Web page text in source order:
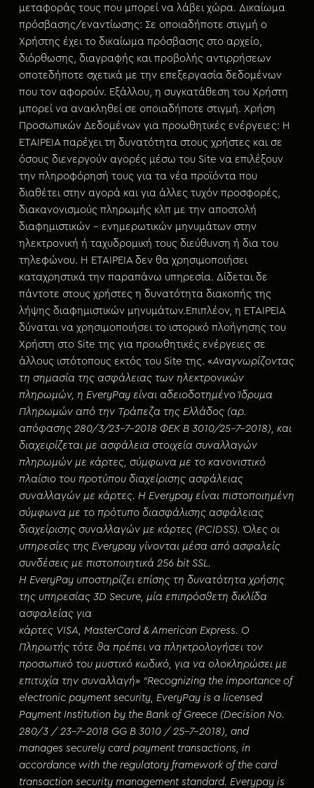
μεταφοράς τους που μπορεί να λάβει χώρα. Δικαίωμα
πρόσβασης/εναντίωσης: Σε οποιαδήποτε στιγμή ο
Χρήστης έχει το δικαίωμα πρόσβασης στο αρχείο,
διόρθωσης, διαγραφής και προβολής αντιρρήσεων
οποτεδήποτε σχετικά με την επεξεργασία δεδομένων
που τον αφορούν. Εξάλλου, η συγκατάθεση του Χρήστη
μπορεί να ανακληθεί σε οποιαδήποτε στιγμή. Χρήση
Προσωπικών Δεδομένων για προωθητικές ενέργειες: Η
ΕΤΑΙΡΕΙΑ παρέχει τη δυνατότητα στους χρήστες και σε
όσους διενεργούν αγορές μέσω του Site να επιλέξουν
την πληροφόρησή τους για τα νέα προϊόντα που
διαθέτει στην αγορά και για άλλες τυχόν προσφορές,
διακανονισμούς πληρωμής κλπ με την αποστολή
διαφημιστικών – ενημερωτικών μηνυμάτων στην
ηλεκτρονική ή ταχυδρομική τους διεύθυνση ή δια του
τηλεφώνου. Η ΕΤΑΙΡΕΙΑ δεν θα χρησιμοποιήσει
καταχρηστικά την παραπάνω υπηρεσία. Δίδεται δε
πάντοτε στους χρήστες η δυνατότητα διακοπής της
λήψης διαφημιστικών μηνυμάτων.Επιπλέον, η ΕΤΑΙΡΕΙΑ
δύναται να χρησιμοποιήσει το ιστορικό πλοήγησης του
Χρήστη στο Site της για προωθητικές ενέργειες σε
άλλους ιστότοπους εκτός του Site της. «Αναγνωρίζοντας
τη σημασία της ασφάλειας των ηλεκτρονικών
πληρωμών, η EveryPay είναι αδειοδοτημένο Ίδρυμα
Πληρωμών από την Τράπεζα της Ελλάδος (αρ.
απόφασης 280/3/23-7-2018 ΦΕΚ Β 3010/25-7-2018), και
διαχειρίζεται με ασφάλεια στοιχεία συναλλαγών
πληρωμών με κάρτες, σύμφωνα με το κανονιστικό
πλαίσιο του προτύπου διαχείρισης ασφάλειας
συναλλαγών με κάρτες. Η Everypay είναι πιστοποιημένη
σύμφωνα με το πρότυπο διασφάλισης ασφάλειας
διαχείρισης συναλλαγών με κάρτες (PCIDSS). Όλες οι
υπηρεσίες της Everypay γίνονται μέσα από ασφαλείς
συνδέσεις με πιστοποιητικά 256 bit SSL.
Η EveryPay υποστηρίζει επίσης τη δυνατότητα χρήσης
της υπηρεσίας 3D Secure, μία επιπρόσθετη δικλίδα
ασφαλείας για
κάρτες VISA, MasterCard & American Express. Ο
Πληρωτής τότε θα πρέπει να πληκτρολογήσει τον
προσωπικό του μυστικό κωδικό, για να ολοκληρώσει με
επιτυχία την συναλλαγή» “Recognizing the importance of
electronic payment security, EveryPay is a licensed
Payment Institution by the Bank of Greece (Decision No.
280/3 / 23-7-2018 GG B 3010 / 25-7-2018), and
manages securely card payment transactions, in
accordance with the regulatory framework of the card
transaction security management standard. Everypay is